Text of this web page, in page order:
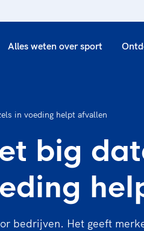
Alles weten over sport
in voeding helpt afvallen
big
bedrijven. Het geeft